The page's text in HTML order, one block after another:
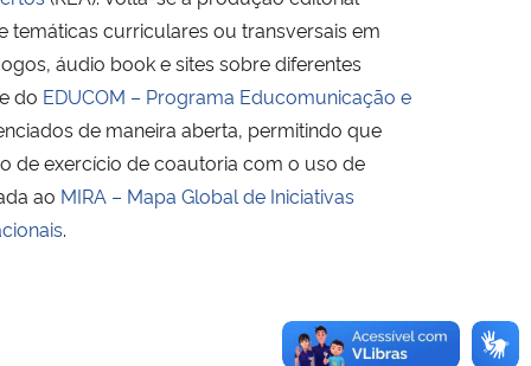
temáticas curriculares ou transversais em
áudio book e sites sobre diferentes
do EDUCOM – Programa Educomunicação e
de maneira aberta, permitindo que
de exercício de coautoria com o uso de
ao MIRA – Mapa Global de Iniciativas
.